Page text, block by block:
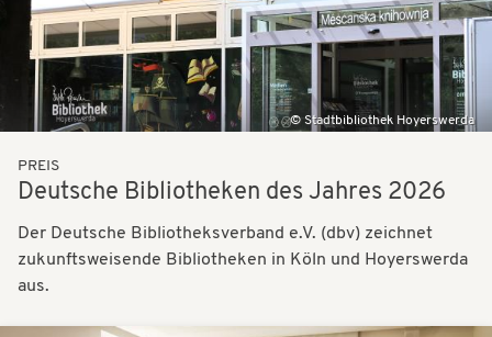
Stadtbibliothek Hoyerswerda
PREIS
Deutsche Bibliotheken des Jahres 2026
Der Deutsche Bibliotheksverband e.V. (dbv) zeichnet
zukunftsweisende Bibliotheken in Köln und Hoyerswerda
aus.